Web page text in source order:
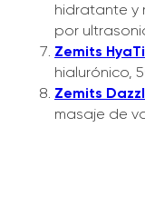
hidratante y
por
Zemits
hialurónico,
Zemits
masaje de